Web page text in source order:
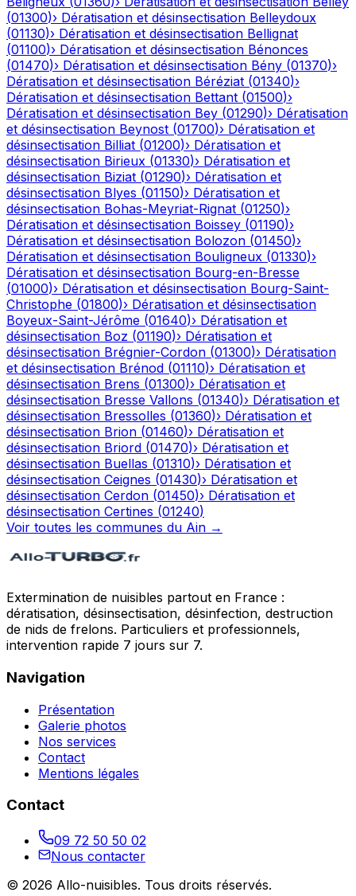
(01300)› Dératisation et désinsectisation Belleydoux
(01130)› Dératisation et désinsectisation Bellignat
(01100)› Dératisation et désinsectisation Bénonces
(01470)› Dératisation et désinsectisation Bény (01370)›
Dératisation et désinsectisation Béréziat (01340)›
Dératisation et désinsectisation Bettant (01500)›
Dératisation et désinsectisation Bey (01290)› Dératisation
et désinsectisation Beynost (01700)› Dératisation et
désinsectisation Billiat (01200)› Dératisation et
désinsectisation Birieux (01330)› Dératisation et
désinsectisation Biziat (01290)› Dératisation et
désinsectisation Blyes (01150)› Dératisation et
désinsectisation Bohas-Meyriat-Rignat (01250)›
Dératisation et désinsectisation Boissey (01190)›
Dératisation et désinsectisation Bolozon (01450)›
Dératisation et désinsectisation Bouligneux (01330)›
Dératisation et désinsectisation Bourg-en-Bresse
(01000)› Dératisation et désinsectisation Bourg-Saint-
Christophe (01800)› Dératisation et désinsectisation
Boyeux-Saint-Jérôme (01640)› Dératisation et
désinsectisation Boz (01190)› Dératisation et
désinsectisation Brégnier-Cordon (01300)› Dératisation
et désinsectisation Brénod (01110)› Dératisation et
désinsectisation Brens (01300)› Dératisation et
désinsectisation Bresse Vallons (01340)› Dératisation et
désinsectisation Bressolles (01360)› Dératisation et
désinsectisation Brion (01460)› Dératisation et
désinsectisation Briord (01470)› Dératisation et
désinsectisation Buellas (01310)› Dératisation et
désinsectisation Ceignes (01430)› Dératisation et
désinsectisation Cerdon (01450)› Dératisation et
désinsectisation Certines (01240)
Voir toutes les communes du Ain →
Extermination de nuisibles partout en France :
dératisation, désinsectisation, désinfection, destruction
de nids de frelons. Particuliers et professionnels,
intervention rapide 7 jours sur 7.
Navigation
Présentation
Galerie photos
Nos services
Contact
Mentions légales
Contact
09 72 50 50 02
Nous contacter
© 2026 Allo-nuisibles. Tous droits réservés.